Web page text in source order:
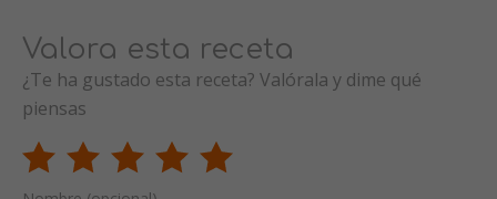
Valora esta receta
¿Te ha gustado esta receta? Valórala y dime qué
piensas